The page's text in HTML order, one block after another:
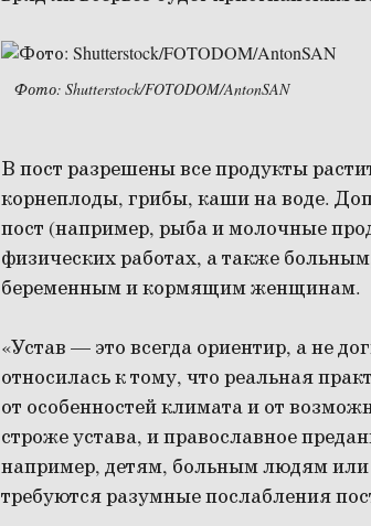
Фото: Shutterstock/FOTODOM/AntonSAN
В пост разрешены все продукты
корнеплоды, грибы, каши на воде.
пост (например, рыба и молочные
физических работах, а также
беременным и кормящим женщинам.
«Устав — это всегда ориентир, а не
относилась к тому, что реальная
от особенностей климата и от
строже устава, и православное
например, детям, больным людям
требуются разумные послабления